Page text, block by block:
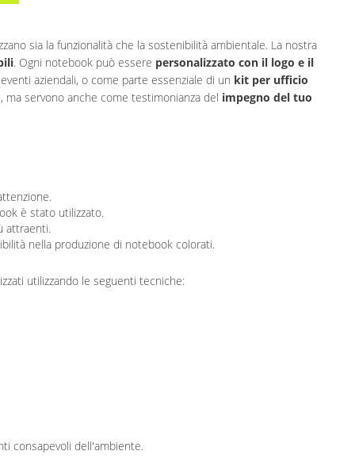
sia la funzionalità che la sostenibilità ambientale. La nostra
. Ogni notebook può essere personalizzato con il logo e il
aziendali, o come parte essenziale di un kit per ufficio
servono anche come testimonianza del impegno del tuo
è stato utilizzato.
attraenti.
nella produzione di notebook colorati.
utilizzando le seguenti tecniche:
consapevoli dell'ambiente.